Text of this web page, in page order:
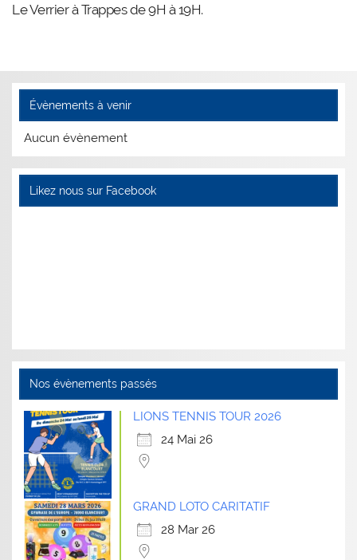
Le Verrier à Trappes de 9H à 19H.
Évènements à venir
Aucun évènement
Likez nous sur Facebook
Nos évènements passés
LIONS TENNIS TOUR 2026
24 Mai 26
GRAND LOTO CARITATIF
28 Mar 26